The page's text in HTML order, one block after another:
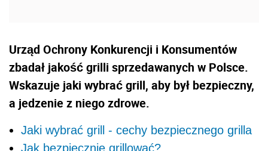
Urząd Ochrony Konkurencji i Konsumentów
zbadał jakość grilli sprzedawanych w Polsce.
Wskazuje jaki wybrać grill, aby był bezpieczny,
a jedzenie z niego zdrowe.
Jaki wybrać grill - cechy bezpiecznego grilla
Jak bezpiecznie grillować?